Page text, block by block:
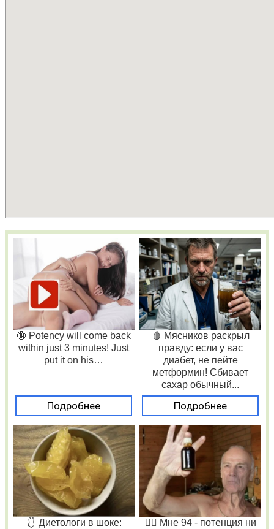
🔞 Potency will come back
within just 3 minutes! Just
put it on his…
Подробнее
🩸 Мясников раскрыл
правду: если у вас
диабет, не пейте
метформин! Сбивает
сахар обычный...
Подробнее
🩱 Диетологи в шоке:
❤️‍🔥 Мне 94 - потенция ни